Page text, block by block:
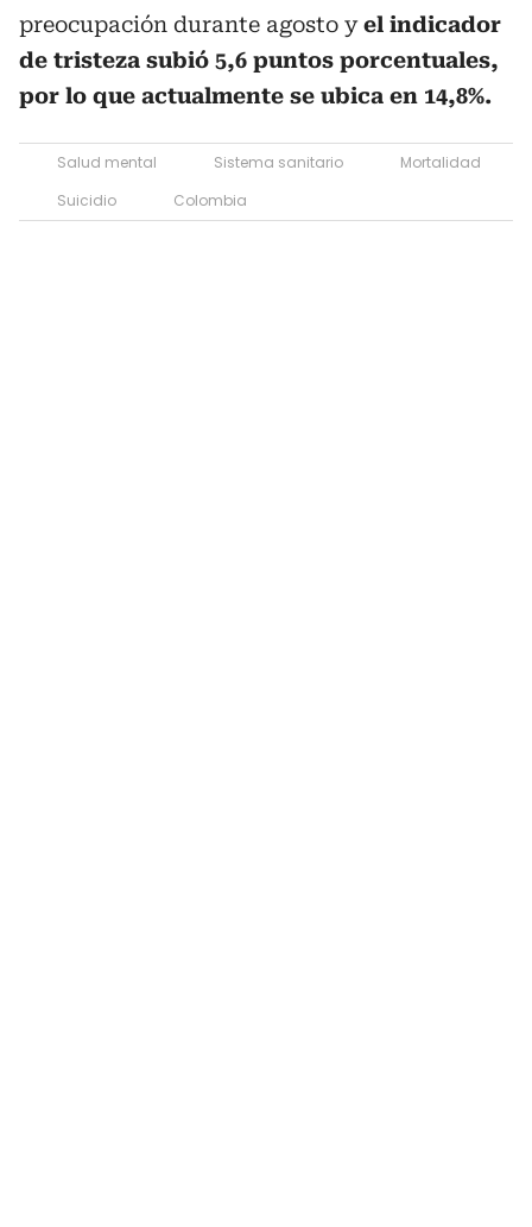
preocupación durante agosto yel indicador
de tristeza subió 5,6 puntos porcentuales,
por lo que actualmente se ubica en 14,8%.
Salud mental Sistema sanitario
Mortalidad
Suicidio
Colombia